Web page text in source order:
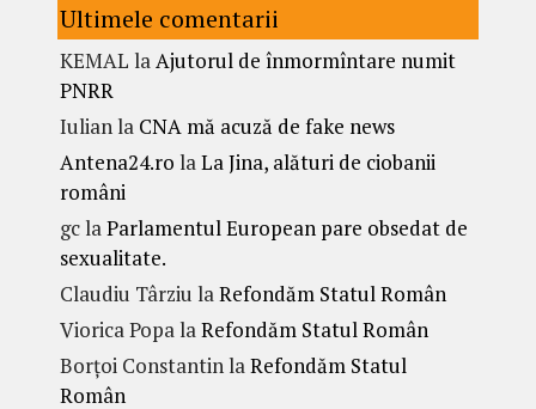
Ultimele comentarii
KEMAL laAjutorul de înmormîntare numit
PNRR
Iulianla CNA mă acuză de fake news
Antena24.ro laLa Jina, alături de ciobanii
români
gclaParlamentul European pare obsedat de
sexualitate.
Claudiu Târziu laRefondăm Statul Român
Viorica PopalaRefondăm Statul Român
Borțoi ConstantinlaRefondăm Statul
Român